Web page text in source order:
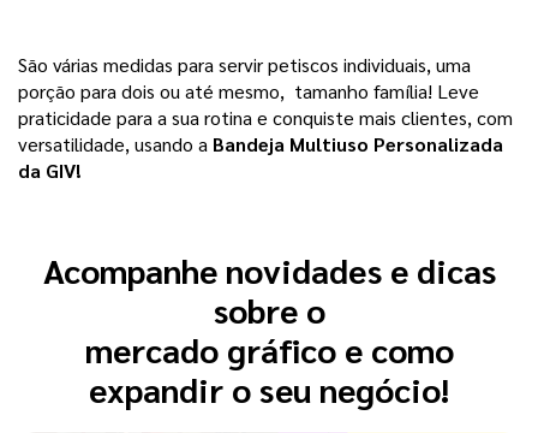
São várias medidas para servir petiscos individuais, uma
porção para dois ou até mesmo,  tamanho família! Leve
praticidade para a sua rotina e conquiste mais clientes, com
versatilidade, usando a Bandeja Multiuso Personalizada
da GIV!
Acompanhe novidades e dicas
sobre o
mercado gráfico e como
expandir o seu negócio!